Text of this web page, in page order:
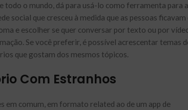
todo o mundo, dá para usá-lo como ferramenta para
social que cresceu à medida que as pessoas ficavam
e escolher se quer conversar por texto ou por
Se você preferir, é possível acrescentar temas
que gostam dos mesmos tópicos.
Com Estranhos
em comum, em formato related ao de um app de